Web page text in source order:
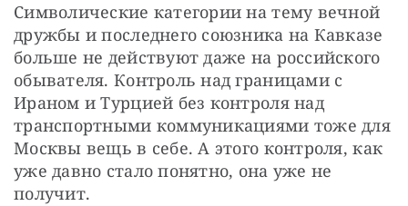
Символические категории на тему вечной
дружбы и последнего союзника на Кавказе
больше не действуют даже на российского
обывателя. Контроль над границами с
Ираном и Турцией без контроля над
транспортными коммуникациями тоже для
Москвы вещь в себе. А этого контроля, как
уже давно стало понятно, она уже не
получит.